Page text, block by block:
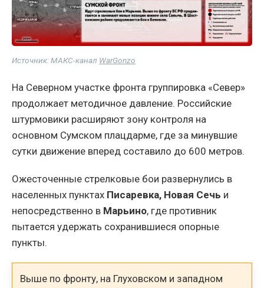
Источник: МАКС-канал WarGonzo
На Северном участке фронта группировка «Север»
продолжает методичное давление. Российские
штурмовики расширяют зону контроля на
основном Сумском плацдарме, где за минувшие
сутки движение вперед составило до 600 метров.
Ожесточенные стрелковые бои развернулись в
населенных пунктах Писаревка, Новая Сечь и
непосредственно в Марьино, где противник
пытается удержать сохранившиеся опорные
пункты.
Выше по фронту, на Глуховском и западном